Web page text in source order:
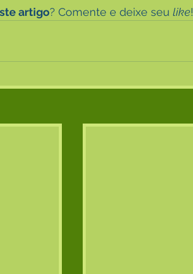
artigo? Comente e deixe seu like!